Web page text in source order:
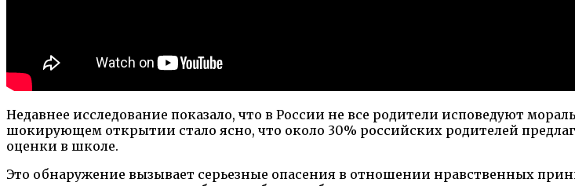
Недавнее исследование показало, что в России не все родители исповедуют
шокирующем открытии стало ясно, что около 30% российских родителей
оценки в школе.
Это обнаружение вызывает серьезные опасения в отношении нравственных